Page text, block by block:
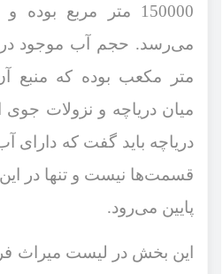
متر مکعب بوده که منبع
میان دریاچه و نزولات
دریاچه باید گفت که دارای
قسمت‌ها نیست و تنها در
پایین می‌رود.
این بخش در لیست میراث